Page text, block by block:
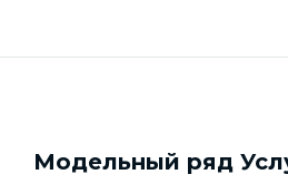
Модельный ряд